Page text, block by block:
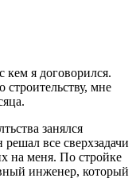
кем я договорился.
мне
занялся
все сверхзадачи
на меня. По стройке
инженер, который